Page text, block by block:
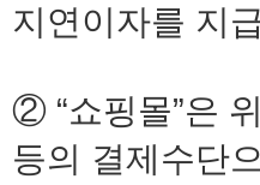
지연이자를 지
② “쇼핑몰”은
등의 결제수단